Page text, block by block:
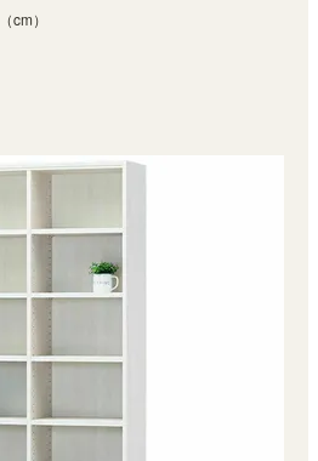
cm）